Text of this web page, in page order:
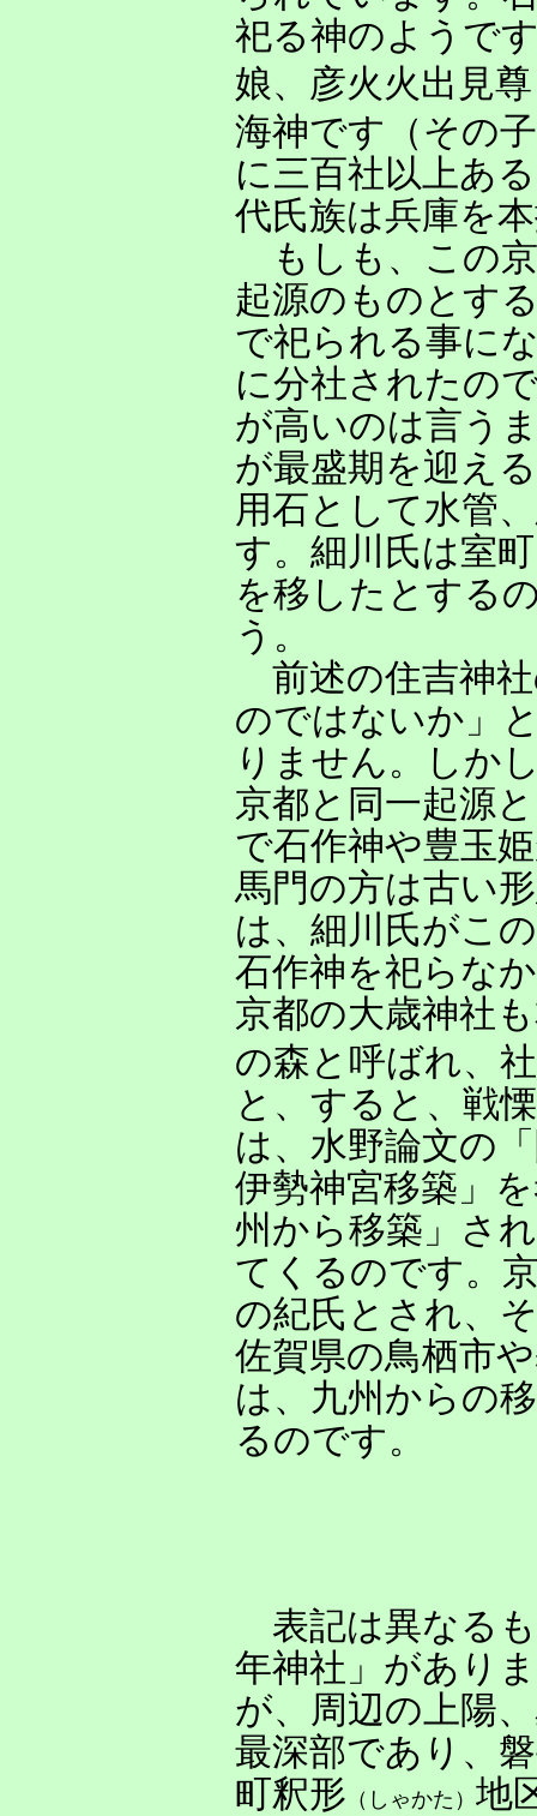
祀る神のようで
娘、彦火火出見尊
海神です（その
に三百社以上あ
代氏族は兵庫を
もしも、この
起源のものとす
で祀られる事に
に分社されたの
が高いのは言う
が最盛期を迎え
用石として水管
す。細川氏は室
を移したとする
う。
前述の住吉神
のではないか」
りません。しか
京都と同一起源
で石作神や豊玉
馬門の方は古い
は、細川氏がこ
石作神を祀らな
京都の大歳神社
の森と呼ばれ、
と、すると、戦
は、水野論文の
伊勢神宮移築」
州から移築」さ
てくるのです。
の紀氏とされ、
佐賀県の鳥栖市
は、九州からの
るのです。
表記は異なる
年神社」があり
が、周辺の上陽
最深部であり、
町釈形 （しゃかた） 地